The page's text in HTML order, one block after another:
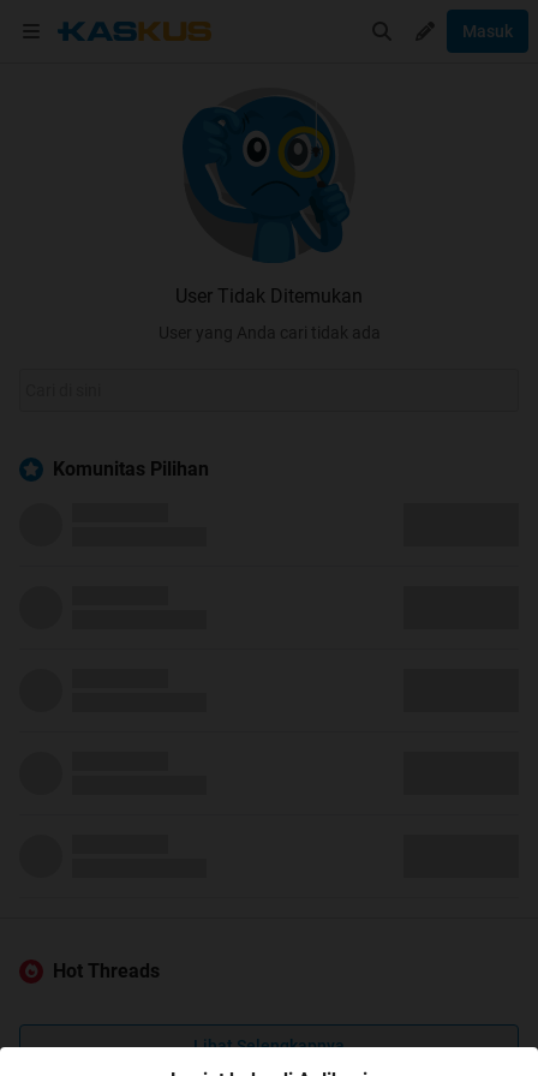
Masuk
User Tidak Ditemukan
User yang Anda cari tidak ada
Komunitas Pilihan
Hot Threads
Lihat Selengkapnya